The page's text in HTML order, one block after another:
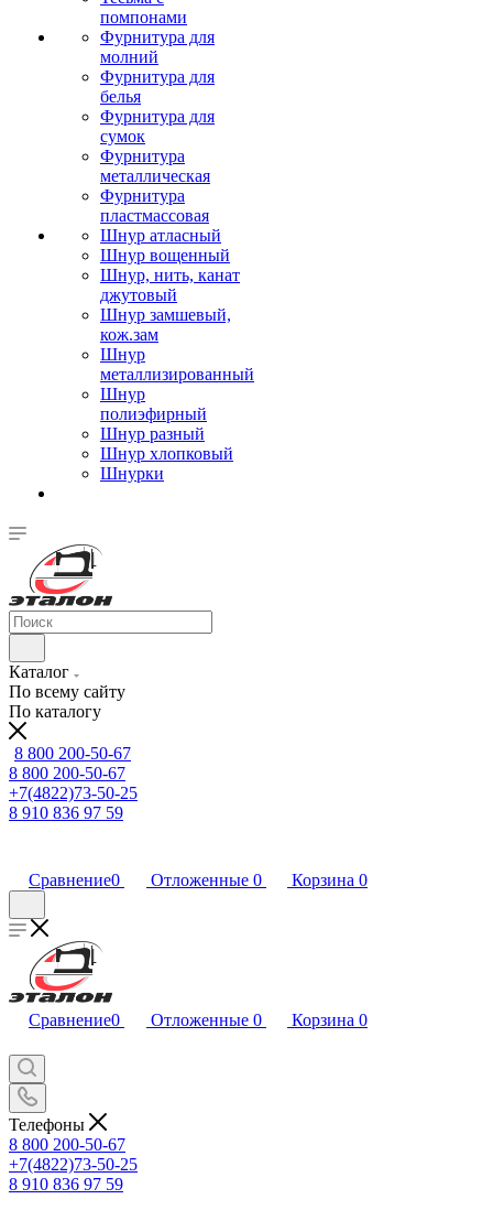
помпонами
Фурнитура для
молний
Фурнитура для
белья
Фурнитура для
сумок
Фурнитура
металлическая
Фурнитура
пластмассовая
Шнур атласный
Шнур вощенный
Шнур, нить, канат
джутовый
Шнур замшевый,
кож.зам
Шнур
металлизированный
Шнур
полиэфирный
Шнур разный
Шнур хлопковый
Шнурки
Каталог
По всему сайту
По каталогу
8 800 200-50-67
8 800 200-50-67
+7(4822)73-50-25
8 910 836 97 59
Сравнение0 Отложенные 0 Корзина 0
Сравнение0 Отложенные 0 Корзина 0
Телефоны
8 800 200-50-67
+7(4822)73-50-25
8 910 836 97 59